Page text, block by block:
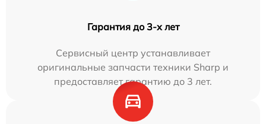
Гарантия до 3-х лет
Сервисный центр устанавливает
оригинальные запчасти техники Sharp и
предоставляет гарантию до 3 лет.